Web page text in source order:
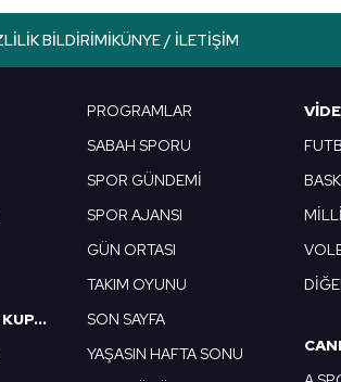
BILDIRIMIKÜNYE / İLETIŞIM
ZİRAAT TÜRKİYE KUPASI
PROGRAMLAR
SABAH SPORU
SPOR GÜNDEMİ
SPOR AJANSI
GÜN ORTASI
TAKIM OYUNU
SON SAYFA
YAŞASIN HAFTA SONU